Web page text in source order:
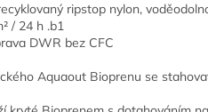
ripstop nylon,
/ 24 h .b1
DWR bez CFC
Aquaout Bioprenu se